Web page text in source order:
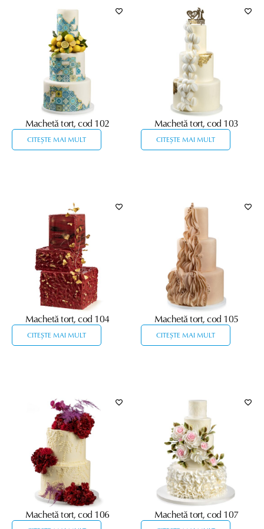
Machetă tort, cod 102
CITEȘTE MAI MULT
Machetă tort, cod 103
CITEȘTE MAI MULT
Machetă tort, cod 104
CITEȘTE MAI MULT
Machetă tort, cod 105
CITEȘTE MAI MULT
Machetă tort, cod 106 Machetă tort, cod 107